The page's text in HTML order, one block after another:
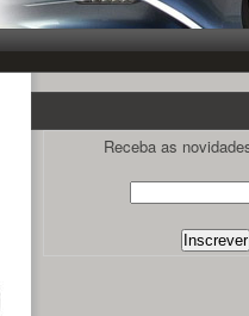
Receba as